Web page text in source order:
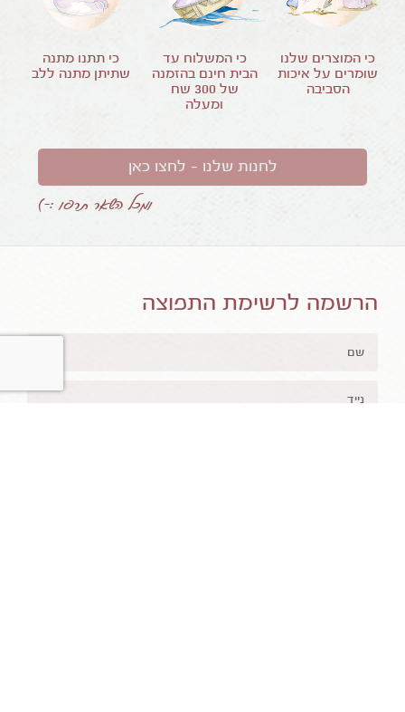
כי המוצרים שלנו
שומרים על איכות
הסביבה
כי המשלוח עד
הבית חינם בהזמנה
של 300 שח
ומעלה
כי תתנו מתנה
שתיתן מתנה ללב
לחנות שלנו – לחצו כאן
ומכל השאר תרפו :-)
הרשמה לרשימת התפוצה